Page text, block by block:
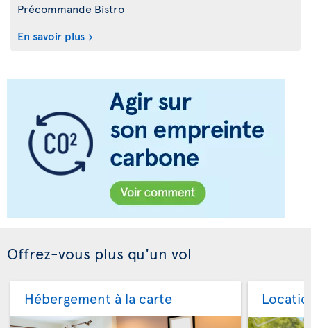
Précommande Bistro
En savoir plus
Offrez-vous plus qu'un vol
Hébergement à la carte